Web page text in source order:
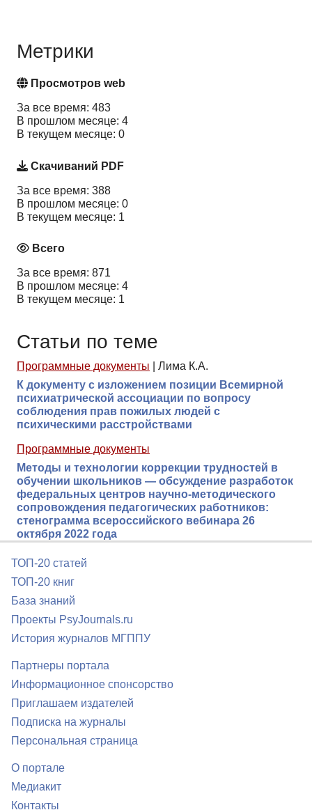
Метрики
Просмотров web
За все время: 483
В прошлом месяце: 4
В текущем месяце: 0
Скачиваний PDF
За все время: 388
В прошлом месяце: 0
В текущем месяце: 1
Всего
За все время: 871
В прошлом месяце: 4
В текущем месяце: 1
Статьи по теме
Программные документы
Лима К.А.
К документу с изложением позиции Всемирной
психиатрической ассоциации по вопросу
соблюдения прав пожилых людей с
психическими расстройствами
Программные документы
Методы и технологии коррекции трудностей в
обучении школьников — обсуждение разработок
федеральных центров научно-методического
сопровождения педагогических работников:
стенограмма всероссийского вебинара 26
октября 2022 года
ТОП-20 статей
ТОП-20 книг
База знаний
Проекты PsyJournals.ru
История журналов МГППУ
Партнеры портала
Информационное спонсорство
Приглашаем издателей
Подписка на журналы
Персональная страница
О портале
Медиакит
Контакты